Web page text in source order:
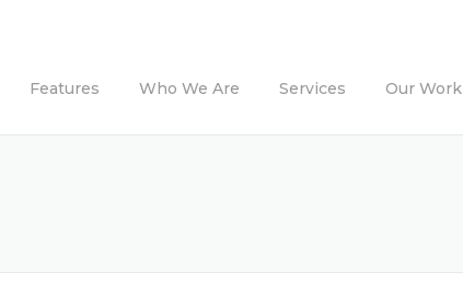
Features Who We Are Services Our Work